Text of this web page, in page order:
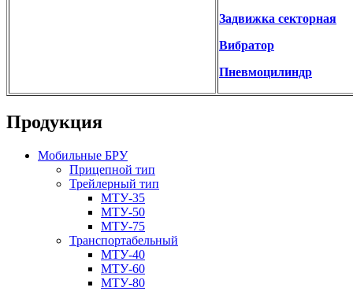
Задвижка секторная
Вибратор
Пневмоцилиндр
Продукция
Мобильные БРУ
Прицепной тип
Трейлерный тип
МТУ-35
МТУ-50
МТУ-75
Транспортабельный
МТУ-40
МТУ-60
МТУ-80